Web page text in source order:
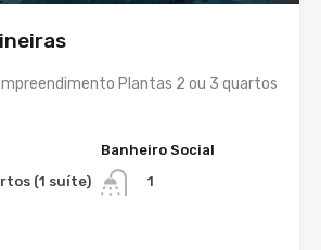
Plantas 2 ou 3 quartos
(1 suíte)
Banheiro Social
1